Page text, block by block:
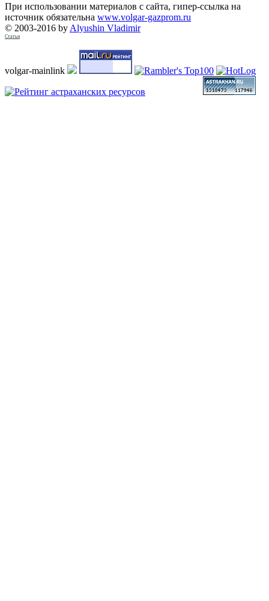
При использовании материалов с сайта, гипер-ссылка на
источник обязательна www.volgar-gazprom.ru
© 2003-2016 by Alyushin Vladimir
Статьи
volgar-mainlink